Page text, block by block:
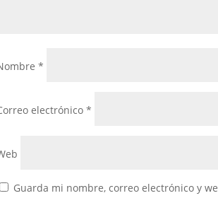
*
electrónico*
Guarda mi nombre, correo electrónico y